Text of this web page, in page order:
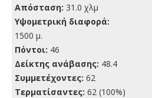
Απόσταση: 31.0 χλμ
Yψομετρική διαφορά:
1500 μ.
Πόντοι: 46
Δείκτης ανάβασης: 48.4
Συμμετέχοντες: 62
Τερματίσαντες: 62 (100%)